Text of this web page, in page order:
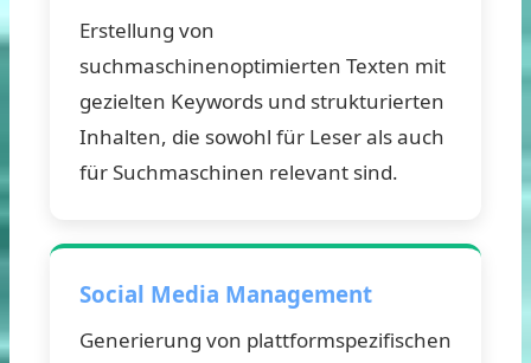
Erstellung von
suchmaschinenoptimierten Texten mit
gezielten Keywords und strukturierten
Inhalten, die sowohl für Leser als auch
für Suchmaschinen relevant sind.
Social Media Management
Generierung von plattformspezifischen